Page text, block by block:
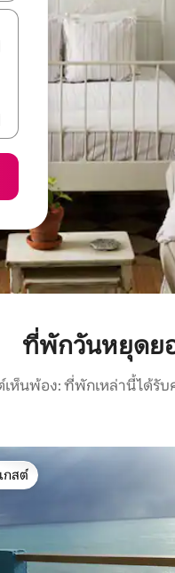
ที่พักวันหยุดย
เห็นพ้อง: ที่พักเหล่านี้ได้รั
ต์ที่สุด
กสต์